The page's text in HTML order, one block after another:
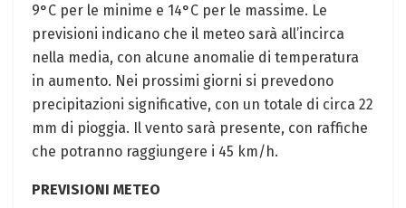
9°C per le minime e 14°C per le massime. Le
previsioni indicano che il meteo sarà all’incirca
nella media, con alcune anomalie di temperatura
in aumento. Nei prossimi giorni si prevedono
precipitazioni significative, con un totale di circa 22
mm di pioggia. Il vento sarà presente, con raffiche
che potranno raggiungere i 45 km/h.
PREVISIONI METEO